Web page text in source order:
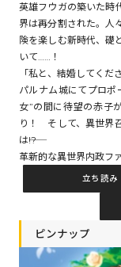
英雄フウガの築いた時
界は再分割された。人
険を楽しむ新時代、礎
いて……！
「私と、結婚してくだ
パルナム城にてプロポ
女”の間に待望の赤子
り！ そして、異世界
は――!?
革新的な異世界内政フ
立ち読み
ピンナップ